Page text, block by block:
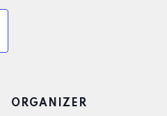
ORGANIZER